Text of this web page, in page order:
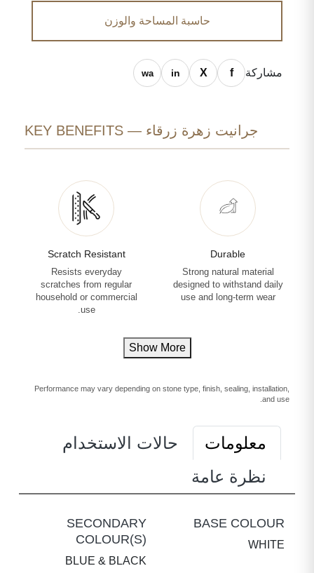
حاسبة المساحة والوزن
مشاركة
جرانيت زهرة زرقاء — KEY BENEFITS
Durable
Strong natural material
designed to withstand daily
use and long-term wear
Scratch Resistant
Resists everyday
scratches from regular
household or commercial
use.
Show More
Performance may vary depending on stone type, finish, sealing, installation,
and use.
معلومات
حالات الاستخدام
نظرة عامة
BASE COLOUR
WHITE
SECONDARY
COLOUR(S)
BLUE & BLACK